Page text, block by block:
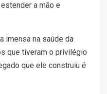
a mão e
imensa na saúde da
que tiveram o privilégio
que ele construiu é